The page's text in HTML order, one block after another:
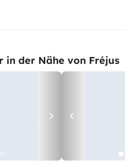
in der Nähe von Fréjus